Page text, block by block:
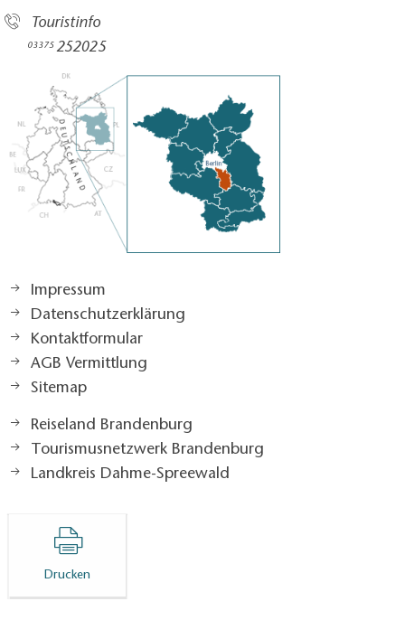
Touristinfo
03375 252025​
Impressum
Datenschutzerklärung
Kontaktformular
AGB Vermittlung
Sitemap
Reiseland Brandenburg
Tourismusnetzwerk Brandenburg
Landkreis Dahme-Spreewald
Drucken